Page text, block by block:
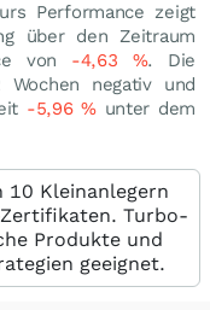
Performance zeigt
über den Zeitraum
von -4,63 %. Die
negativ und
-5,96%unter dem
Kleinanlegern
Turbo-
Produkte und
geeignet.